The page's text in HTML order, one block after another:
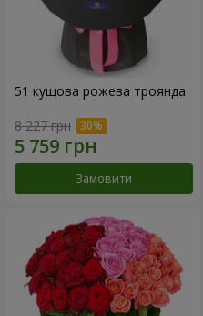
51 кущова рожева троянда
8 227 грн
Замовити